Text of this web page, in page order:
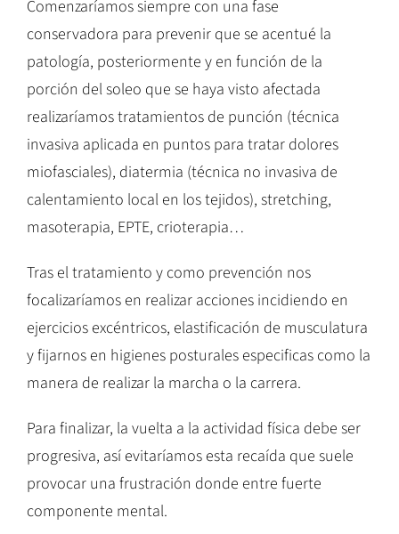
Comenzaríamos siempre con una fase
conservadora para prevenir que se acentué la
patología, posteriormente y en función de la
porción del soleo que se haya visto afectada
realizaríamos tratamientos de punción (técnica
invasiva aplicada en puntos para tratar dolores
miofasciales), diatermia (técnica no invasiva de
calentamiento local en los tejidos), stretching,
masoterapia, EPTE, crioterapia…
Tras el tratamiento y como prevención nos
focalizaríamos en realizar acciones incidiendo en
ejercicios excéntricos, elastificación de musculatura
y fijarnos en higienes posturales especificas como la
manera de realizar la marcha o la carrera.
Para finalizar, la vuelta a la actividad física debe ser
progresiva, así evitaríamos esta recaída que suele
provocar una frustración donde entre fuerte
componente mental.